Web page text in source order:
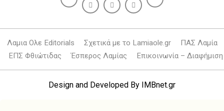
Λαμια Ολε Editorials Σχετικά με το Lamiaole.gr
ΠΑΣ Λαμία
ΕΠΣ Φθιώτιδας
Έσπερος Λαμίας Επικοινωνία – Διαφήμιση
Design and Developed By IMBnet.gr